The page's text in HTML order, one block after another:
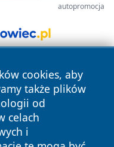
autopromocja
cookies, aby
także plików
od
celach
i
Wszystkie prawa